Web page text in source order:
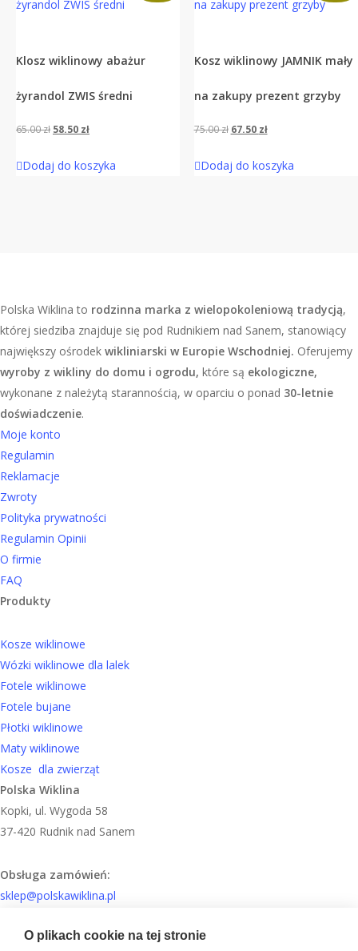
Klosz wiklinowy abażur
żyrandol ZWIS średni
65.00zł Pierwotna
wynosiła:
58.50 złAktualna
wynosi:
Dodaj do koszyka
Kosz wiklinowy JAMNIK mały
na zakupy prezent grzyby
75.00zł Pierwotna
wynosiła:
67.50 złAktualna
wynosi:
Dodaj do koszyka
Polska Wiklina to rodzinna marka z wielopokoleniową tradycją,
której siedziba znajduje się pod Rudnikiem nad Sanem, stanowiący
największy ośrodek wikliniarski w Europie Wschodniej. Oferujemy
wyroby z wikliny do domu i ogrodu, które są ekologiczne,
wykonane z należytą starannością, w oparciu o ponad 30-letnie
doświadczenie.
Moje konto
Regulamin
Reklamacje
Zwroty
Polityka prywatności
Regulamin Opinii
O firmie
FAQ
Produkty
Kosze wiklinowe
Wózki wiklinowe dla lalek
Fotele wiklinowe
Fotele bujane
Płotki wiklinowe
Maty wiklinowe
Kosze dla zwierząt
Polska Wiklina
Kopki, ul. Wygoda 58
37-420 Rudnik nad Sanem
Obsługa zamówień:
sklep@polskawiklina.pl
+48 603 17 09 26
O plikach cookie na tej stronie